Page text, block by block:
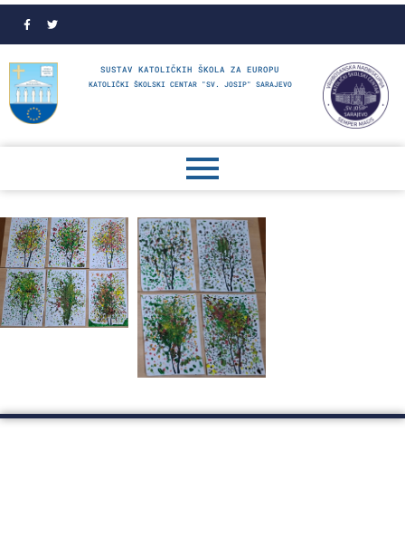
SUSTAV KATOLIČKIH ŠKOLA ZA EUROPU
KATOLIČKI ŠKOLSKI CENTAR "SV. JOSIP" SARAJEVO